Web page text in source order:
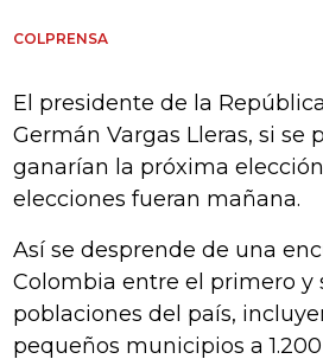
COLPRENSA
El presidente de la
Germán Vargas Lleras, si
ganarían la próxima
elecciones fueran mañana.
Así se desprende de una
Colombia entre el primero y
poblaciones del país,
pequeños municipios a